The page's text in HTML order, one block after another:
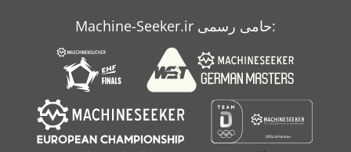
Machine-Seeker.ir حامی رسمی: